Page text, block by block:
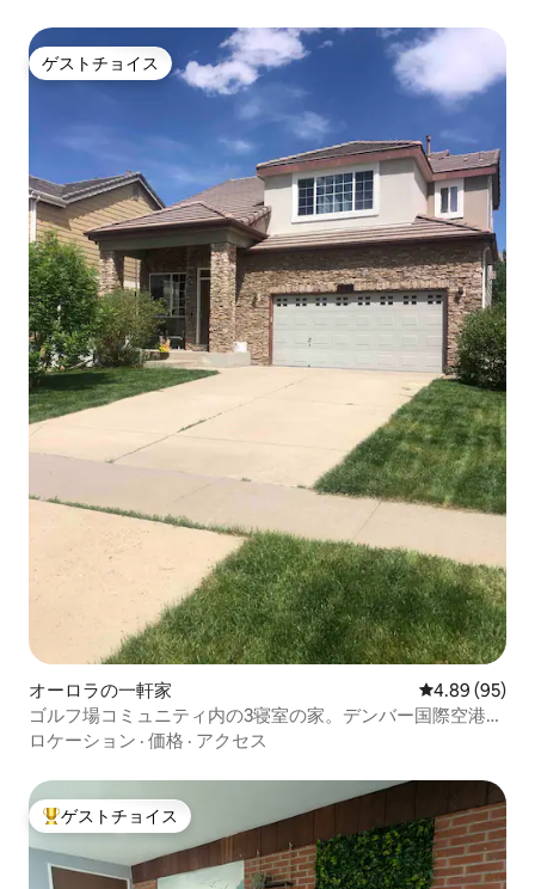
ゲストチョイス
ゲストチョイス
オーロラの一軒家 レビュー95
4.89 (95)
ゴルフ場コミュニティ内の3寝室の家。デンバー国際空港
（DIA）近く
ロケーション · 価格 · アクセス
大好評のゲストチョイスです。
ゲストチョイス